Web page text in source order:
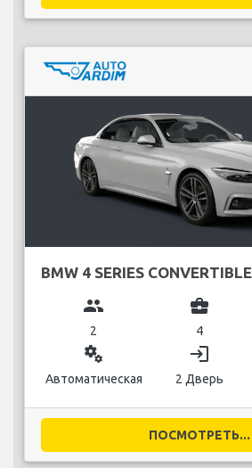
BMW 4 SERIES CONVERTIBLE
group
2
business_center
4
miscellaneous_services
Автоматическая
login
2 Дверь
ПОСМОТРЕТЬ...